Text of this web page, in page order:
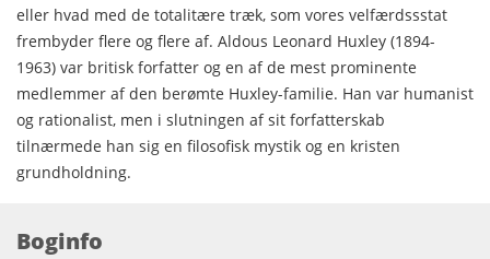
eller hvad med de totalitære træk, som vores velfærdssstat
frembyder flere og flere af. Aldous Leonard Huxley (1894-
1963) var britisk forfatter og en af de mest prominente
medlemmer af den berømte Huxley-familie. Han var humanist
og rationalist, men i slutningen af sit forfatterskab
tilnærmede han sig en filosofisk mystik og en kristen
grundholdning.
Boginfo